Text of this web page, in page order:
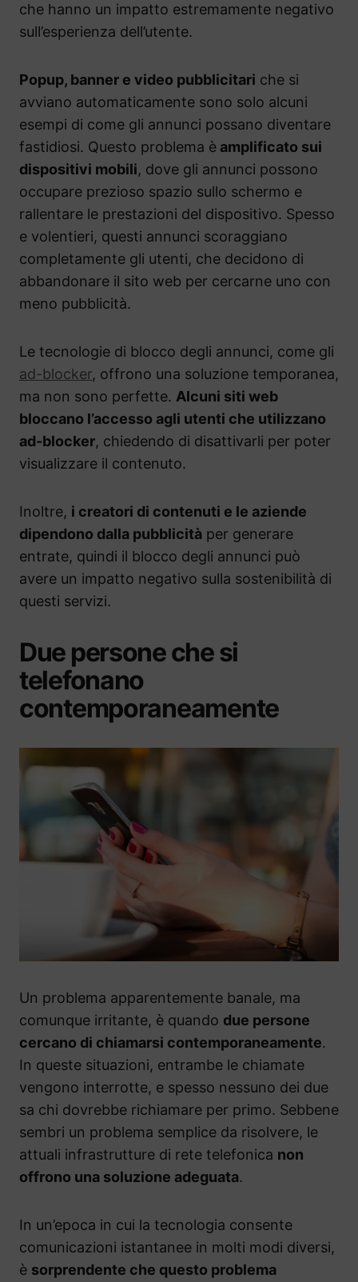
che hanno un impatto estremamente negativo
sull’esperienza dell’utente.
Popup, banner e video pubblicitari che si
avviano automaticamente sono solo alcuni
esempi di come gli annunci possano diventare
fastidiosi. Questo problema è amplificato sui
dispositivi mobili, dove gli annunci possono
occupare prezioso spazio sullo schermo e
rallentare le prestazioni del dispositivo. Spesso
e volentieri, questi annunci scoraggiano
completamente gli utenti, che decidono di
abbandonare il sito web per cercarne uno con
meno pubblicità.
Le tecnologie di blocco degli annunci, come gli
ad-blocker, offrono una soluzione temporanea,
ma non sono perfette. Alcuni siti web
bloccano l’accesso agli utenti che utilizzano
ad-blocker, chiedendo di disattivarli per poter
visualizzare il contenuto.
Inoltre, i creatori di contenuti e le aziende
dipendono dalla pubblicità per generare
entrate, quindi il blocco degli annunci può
avere un impatto negativo sulla sostenibilità di
questi servizi.
Due persone che si
telefonano
contemporaneamente
Un problema apparentemente banale, ma
comunque irritante, è quando due persone
cercano di chiamarsi contemporaneamente.
In queste situazioni, entrambe le chiamate
vengono interrotte, e spesso nessuno dei due
sa chi dovrebbe richiamare per primo. Sebbene
sembri un problema semplice da risolvere, le
attuali infrastrutture di rete telefonica non
offrono una soluzione adeguata.
In un’epoca in cui la tecnologia consente
comunicazioni istantanee in molti modi diversi,
è sorprendente che questo problema